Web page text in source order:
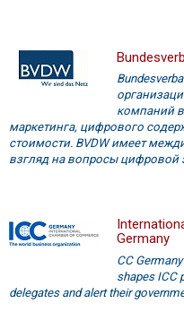
компаний в
маркетинга, цифрового
стоимости. BVDW имеет
взгляд на вопросы цифровой
Germany
CC
shapes ICC
delegates and alert their